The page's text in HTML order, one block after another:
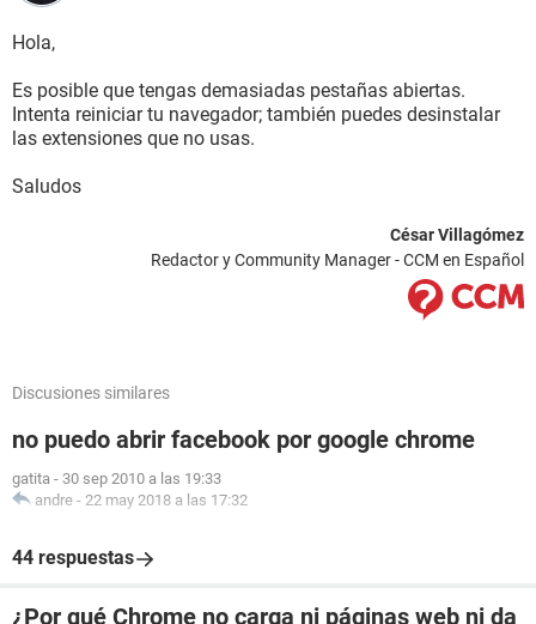
Hola,
Es posible que tengas demasiadas pestañas abiertas.
Intenta reiniciar tu navegador; también puedes desinstalar
las extensiones que no usas.
Saludos
César Villagómez
Redactor y Community Manager - CCM en Español
Discusiones similares
no puedo abrir facebook por google chrome
gatita - 30 sep 2010 a las 19:33
andre - 22 may 2018 a las 17:32
44 respuestas
¿Por qué Chrome no carga ni páginas web ni da